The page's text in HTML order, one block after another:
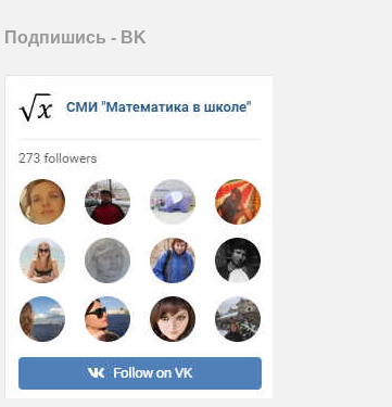
Подпишись - ВK